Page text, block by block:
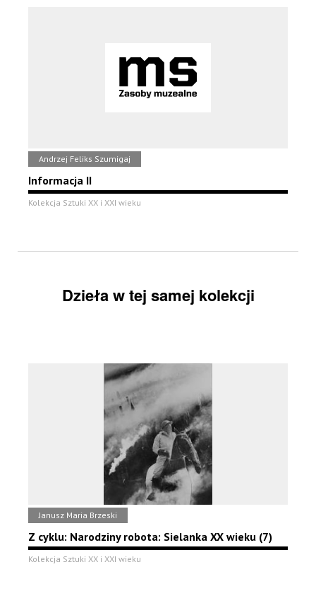
Andrzej Feliks Szumigaj
Informacja II
Kolekcja Sztuki XX i XXI wieku
Dzieła w tej samej kolekcji
Janusz Maria Brzeski
Z cyklu: Narodziny robota: Sielanka XX wieku (7)
Kolekcja Sztuki XX i XXI wieku